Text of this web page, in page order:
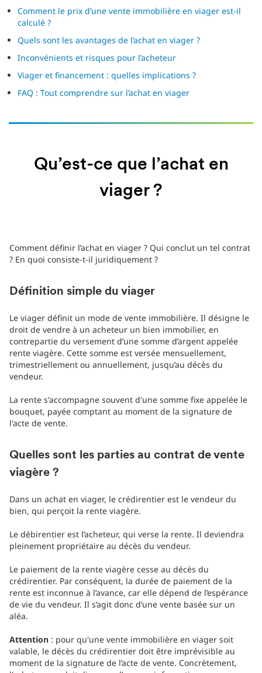
Comment le prix d’une vente immobilière en viager est-il
calculé ?
Quels sont les avantages de l’achat en viager ?
Inconvénients et risques pour l’acheteur
Viager et financement : quelles implications ?
FAQ : Tout comprendre sur l’achat en viager
Qu’est-ce que l’achat en
viager ?
Comment définir l’achat en viager ? Qui conclut un tel contrat
? En quoi consiste-t-il juridiquement ?
Définition simple du viager
Le viager définit un mode de vente immobilière. Il désigne le
droit de vendre à un acheteur un bien immobilier, en
contrepartie du versement d’une somme d’argent appelée
rente viagère. Cette somme est versée mensuellement,
trimestriellement ou annuellement, jusqu’au décès du
vendeur.
La rente s'accompagne souvent d'une somme fixe appelée le
bouquet, payée comptant au moment de la signature de
l'acte de vente.
Quelles sont les parties au contrat de vente
viagère ?
Dans un achat en viager, le crédirentier est le vendeur du
bien, qui perçoit la rente viagère.
Le débirentier est l’acheteur, qui verse la rente. Il deviendra
pleinement propriétaire au décès du vendeur.
Le paiement de la rente viagère cesse au décès du
crédirentier. Par conséquent, la durée de paiement de la
rente est inconnue à l’avance, car elle dépend de l’espérance
de vie du vendeur. Il s’agit donc d’une vente basée sur un
aléa.
Attention : pour qu'une vente immobilière en viager soit
valable, le décès du crédirentier doit être imprévisible au
moment de la signature de l’acte de vente. Concrètement,